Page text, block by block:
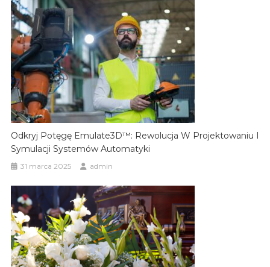
Odkryj Potęgę Emulate3D™: Rewolucja W Projektowaniu I
Symulacji Systemów Automatyki
31 marca 2025 admin